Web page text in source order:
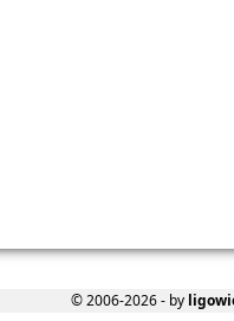
© 2006-2026 - by